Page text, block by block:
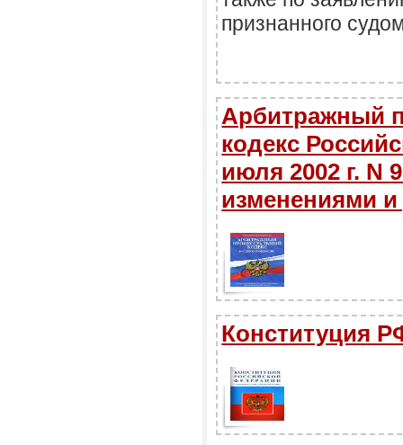
признанного
Арбитражный
кодекс
июля 2002 г.
изменениями
Конституция